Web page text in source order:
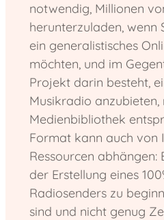
notwendig, Millionen
herunterzuladen, wenn
ein generalistisches
möchten, und im
Projekt darin besteht,
Musikradio anzubieten,
Medienbibliothek
Format kann auch von
Ressourcen abhängen:
der Erstellung eines
Radiosenders zu
sind und nicht genug